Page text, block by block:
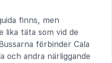
finns, men
lika täta som vid de
förbinder Cala
och andra närliggande